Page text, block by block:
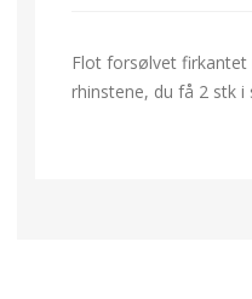
Flot forsølvet
rhinstene, du få 2 stk i